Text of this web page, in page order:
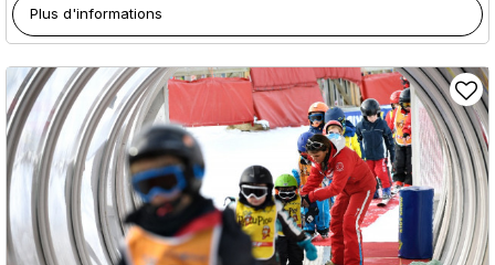
Plus d'informations